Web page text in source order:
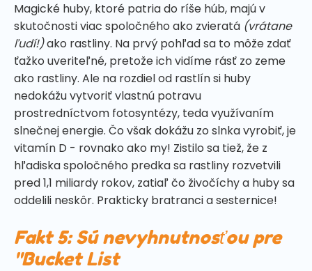
Magické huby, ktoré patria do ríše húb, majú v
skutočnosti viac spoločného ako zvieratá (vrátane
ľudí!)ako rastliny. Na prvý pohľad sa to môže zdať
ťažko uveriteľné, pretože ich vidíme rásť zo zeme
ako rastliny. Ale na rozdiel od rastlín si huby
nedokážu vytvoriť vlastnú potravu
prostredníctvom fotosyntézy, teda využívaním
slnečnej energie. Čo však dokážu zo slnka vyrobiť, je
vitamín D - rovnako ako my! Zistilo sa tiež, že z
hľadiska spoločného predka sa rastliny rozvetvili
pred 1,1 miliardy rokov, zatiaľ čo živočíchy a huby sa
oddelili neskôr. Prakticky bratranci a sesternice!
Fakt 5: Sú nevyhnutnosťou pre
"Bucket List